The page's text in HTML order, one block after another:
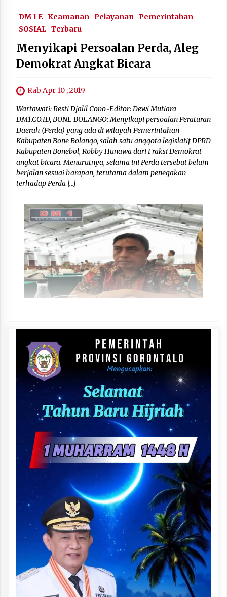
DM 1 E Keamanan Pelayanan Pemerintahan
SOSIAL Terbaru
Menyikapi Persoalan Perda, Aleg
Demokrat Angkat Bicara
Rab Apr 10 , 2019
Wartawati: Resti Djalil Cono~Editor: Dewi Mutiara
DM1.CO.ID, BONE BOLANGO: Menyikapi persoalan Peraturan
Daerah (Perda) yang ada di wilayah Pemerintahan
Kabupaten Bone Bolango, salah satu anggota legislatif DPRD
Kabupaten Bonebol, Robby Hunawa dari Fraksi Demokrat
angkat bicara. Menurutnya, selama ini Perda tersebut belum
berjalan sesuai harapan, terutama dalam penegakan
terhadap Perda […]